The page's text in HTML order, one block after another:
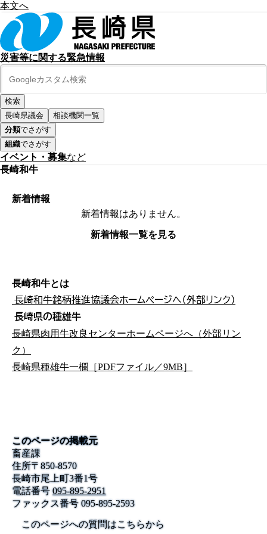
本文へ
災害等に関する緊急情報
長崎県議会
相談機関一覧
分類でさがす
組織でさがす
イベント・募集など
長崎和牛
新着情報
新着情報はありません。
新着情報一覧を見る
長崎和牛とは
長崎和牛銘柄推進協議会ホームページへ（外部リンク）
長崎県の種雄牛
長崎県肉用牛改良センターホームページへ（外部リン
ク）
長崎県種雄牛一欄［PDFファイル／9MB］
このページの掲載元
畜産課
住所〒850-8570
長崎市尾上町3番1号
電話番号 095-895-2951
ファックス番号095-895-2593
このページへの質問はこちらから